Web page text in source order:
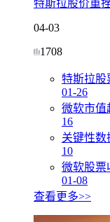
特斯拉股价重
04-03
1708
特斯拉股
01-26
微软市值
16
关键性数
10
微软股票
01-08
查看更多>>